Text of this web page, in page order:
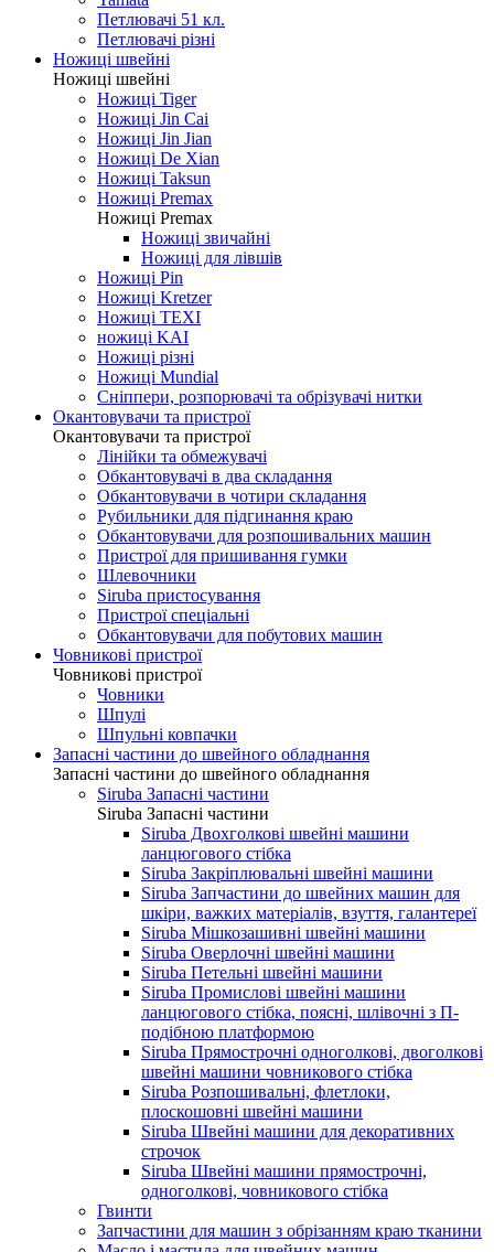
Петлювачі 51 кл.
Петлювачі різні
Ножиці швейні
Ножиці швейні
Ножиці Tiger
Ножиці Jin Cai
Ножиці Jin Jian
Ножиці De Xian
Ножиці Taksun
Ножиці Premax
Ножиці Premax
Ножиці звичайні
Ножиці для лівшів
Ножиці Pin
Ножиці Kretzer
Ножиці TEXI
ножиці KAI
Ножиці різні
Ножиці Mundial
Сніппери, розпорювачі та обрізувачі нитки
Окантовувачи та пристрої
Окантовувачи та пристрої
Лінійки та обмежувачі
Обкантовувачі в два складання
Обкантовувачи в чотири складання
Рубильники для підгинання краю
Обкантовувачи для розпошивальних машин
Пристрої для пришивання гумки
Шлевочники
Siruba пристосування
Пристрої спеціальні
Обкантовувачи для побутових машин
Човникові пристрої
Човникові пристрої
Човники
Шпулі
Шпульні ковпачки
Запасні частини до швейного обладнання
Запасні частини до швейного обладнання
Siruba Запасні частини
Siruba Запасні частини
Siruba Двохголкові швейні машини
ланцюгового стібка
Siruba Закріплювальні швейні машини
Siruba Запчастини до швейних машин для
шкіри, важких матеріалів, взуття, галантереї
Siruba Мішкозашивні швейні машини
Siruba Оверлочні швейні машини
Siruba Петельні швейні машини
Siruba Промислові швейні машини
ланцюгового стібка, поясні, шлівочні з П-
подібною платформою
Siruba Прямострочні одноголкові, двоголкові
швейні машини човникового стібка
Siruba Розпошивальні, флетлоки,
плоскошовні швейні машини
Siruba Швейні машини для декоративних
строчок
Siruba Швейні машини прямострочні,
одноголкові, човникового стібка
Гвинти
Запчастини для машин з обрізанням краю тканини